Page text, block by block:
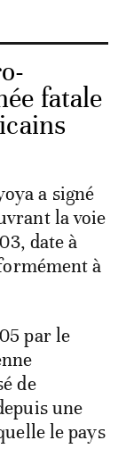
fatale
a signé
la voie
date à
à
par le
de
une
le pays